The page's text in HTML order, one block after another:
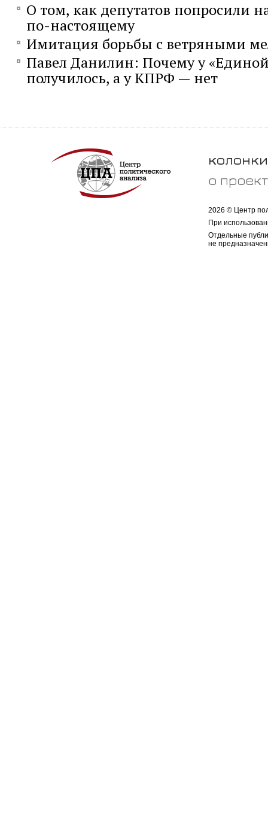
О том, как депутатов попросили
по-настоящему
Имитация борьбы с ветряными
Павел Данилин: Почему у
получилось, а у КПРФ — нет
колонки
о
2026 © Центр
При
Отдельные
не